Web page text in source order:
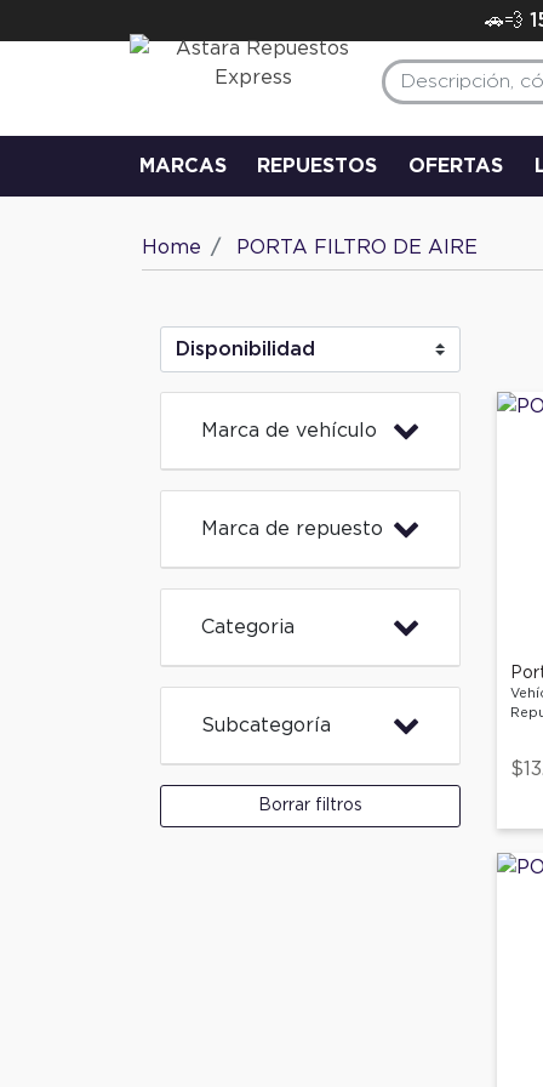
🚗💨
MARCAS REPUESTOS OFERTAS
Home PORTA FILTRO DE AIRE
Marca de vehículo
Marca de repuesto
Categoria
Subcategoría
Borrar filtros